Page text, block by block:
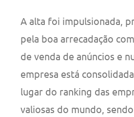
A alta foi impulsionada,
pela boa arrecadação
de venda de anúncios e
empresa está
lugar do ranking das
valiosas do mundo,